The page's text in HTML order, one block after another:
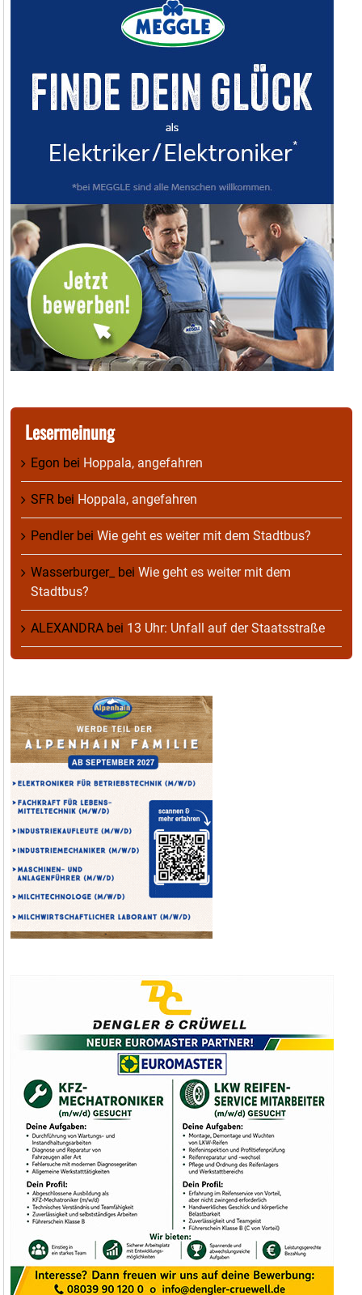
Lesermeinung
Egon bei Hoppala, angefahren
SFR bei Hoppala, angefahren
Pendlerbei Wie geht es weiter mit dem Stadtbus?
Wasserburger_ bei Wie geht es weiter mit dem
Stadtbus?
ALEXANDRA bei 13 Uhr: Unfall auf der Staatsstraße